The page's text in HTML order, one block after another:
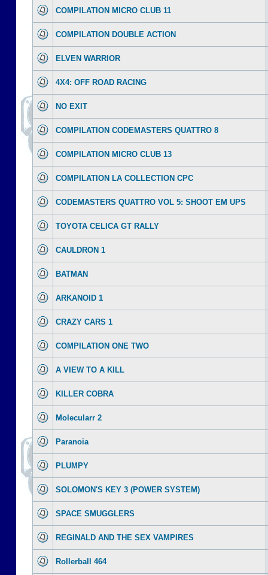
COMPILATION MICRO CLUB 11
COMPILATION DOUBLE ACTION
ELVEN WARRIOR
4X4: OFF ROAD RACING
NO EXIT
COMPILATION CODEMASTERS QUATTRO 8
COMPILATION MICRO CLUB 13
COMPILATION LA COLLECTION CPC
CODEMASTERS QUATTRO VOL 5: SHOOT EM UPS
TOYOTA CELICA GT RALLY
CAULDRON 1
BATMAN
ARKANOID 1
CRAZY CARS 1
COMPILATION ONE TWO
A VIEW TO A KILL
KILLER COBRA
Molecularr 2
Paranoia
PLUMPY
SOLOMON'S KEY 3 (POWER SYSTEM)
SPACE SMUGGLERS
REGINALD AND THE SEX VAMPIRES
Rollerball 464